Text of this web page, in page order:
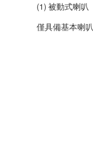
(1) 被動式喇叭
僅具備基本喇